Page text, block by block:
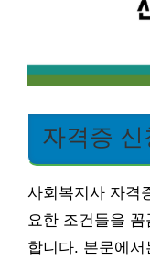
자격증 신
사회복지사 자격
요한 조건들을
합니다. 본문에